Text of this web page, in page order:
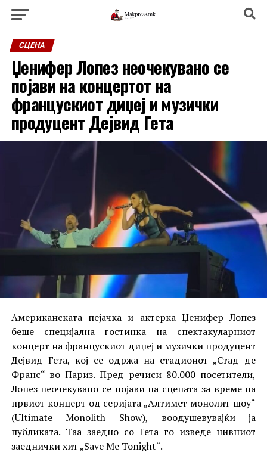
СЦЕНА
Џенифер Лопез неочекувано се
појави на концертот на
францускиот диџеј и музички
продуцент Дејвид Гета
Американската пејачка и актерка Џенифер Лопез
беше специјална гостинка на спектакуларниот
концерт на францускиот диџеј и музички продуцент
Дејвид Гета, кој се одржа на стадионот „Стад де
Франс“ во Париз. Пред речиси 80.000 посетители,
Лопез неочекувано се појави на сцената за време на
првиот концерт од серијата „Алтимет монолит шоу“
(Ultimate Monolith Show), воодушевувајќи ја
публиката. Таа заедно со Гета го изведе нивниот
заеднички хит „Save Me Tonight“.